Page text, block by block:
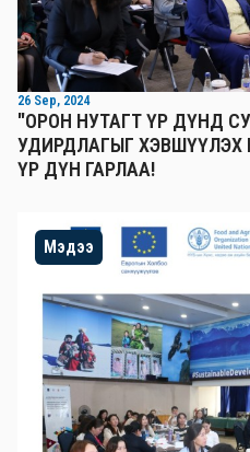
26 Sep, 2024
"ОРОН НУТАГТ ҮР ДҮНД
УДИРДЛАГЫГ ХЭВШҮҮЛЭХ
ҮР ДҮН ГАРЛАА!
Мэдээ